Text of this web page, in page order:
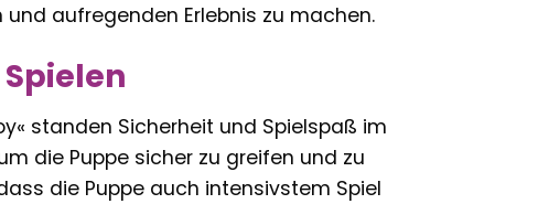
aufregenden Erlebnis zu machen.
standen Sicherheit und Spielspaß im
die Puppe sicher zu greifen und zu
die Puppe auch intensivstem Spiel